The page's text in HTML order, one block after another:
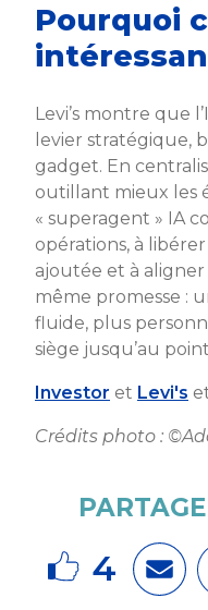
Pourquoi
Levi’s montre que
levier stratégique,
gadget. En
outillant mieux les
« superagent » IA
opérations, à
ajoutée et à
même promesse :
fluide, plus
siège jusqu’au
Investor et Levi's
Crédits photo :
4